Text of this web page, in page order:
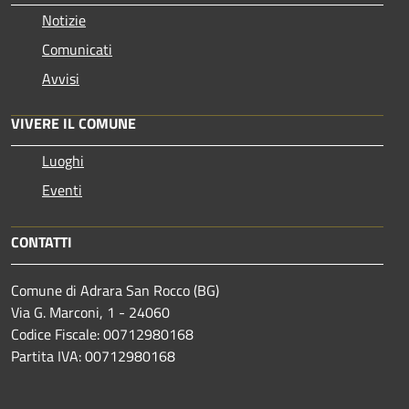
Notizie
Comunicati
Avvisi
VIVERE IL COMUNE
Luoghi
Eventi
CONTATTI
Comune di Adrara San Rocco (BG)
Via G. Marconi, 1 - 24060
Codice Fiscale: 00712980168
Partita IVA: 00712980168